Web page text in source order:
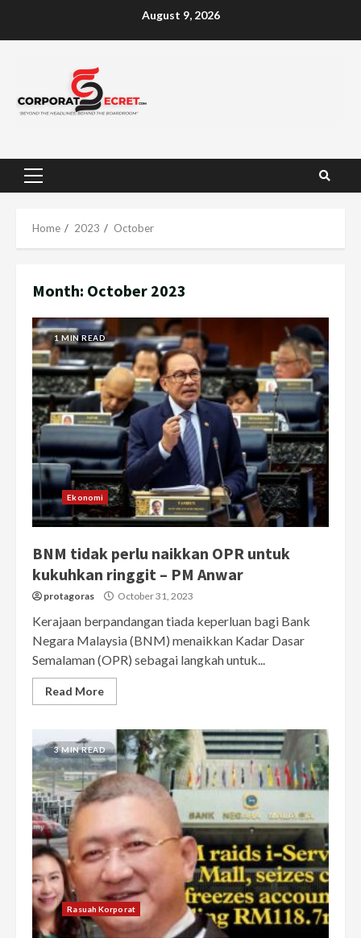
August 9, 2026
Primary
Home 2023 October
Month: October 2023
1 MIN READ
Ekonomi
BNM tidak perlu naikkan OPR untuk
kukuhkan ringgit – PM Anwar
protagoras October 31, 2023
Kerajaan berpandangan tiada keperluan bagi Bank
Negara Malaysia (BNM) menaikkan Kadar Dasar
Semalaman (OPR) sebagai langkah untuk...
Read More
3 MIN READ
Rasuah Korporat